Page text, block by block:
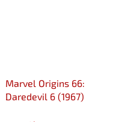
Marvel Origins 66:
Daredevil 6 (1967)